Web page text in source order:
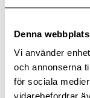
Denna
Vi använder
och annonserna
för sociala
vidarebefordrar